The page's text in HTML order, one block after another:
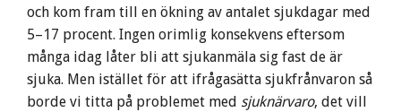
och kom fram till en ökning av antalet sjukdagar med
5–17 procent. Ingen orimlig konsekvens eftersom
många idag låter bli att sjukanmäla sig fast de är
sjuka. Men istället för att ifrågasätta sjukfrånvaron så
borde vi titta på problemet med sjuknärvaro, det vill